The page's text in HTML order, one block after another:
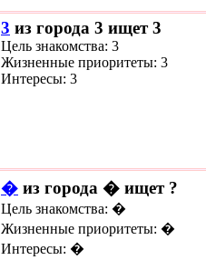
3 из города 3 ищет 3
Цель знакомства: 3
Жизненные приоритеты: 3
Интересы: 3
� из города � ищет ?
Цель знакомства: �
Жизненные приоритеты: �
Интересы: �